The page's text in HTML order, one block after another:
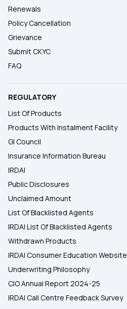
Renewals
Policy Cancellation
Grievance
Submit CKYC
FAQ
REGULATORY
List Of Products
Products With Instalment Facility
GI Council
Insurance Information Bureau
IRDAI
Public Disclosures
Unclaimed Amount
List Of Blacklisted Agents
IRDAI List Of Blacklisted Agents
Withdrawn Products
IRDAI Consumer Education Website
Underwriting Philosophy
CIO Annual Report 2024-25
IRDAI Call Centre Feedback Survey